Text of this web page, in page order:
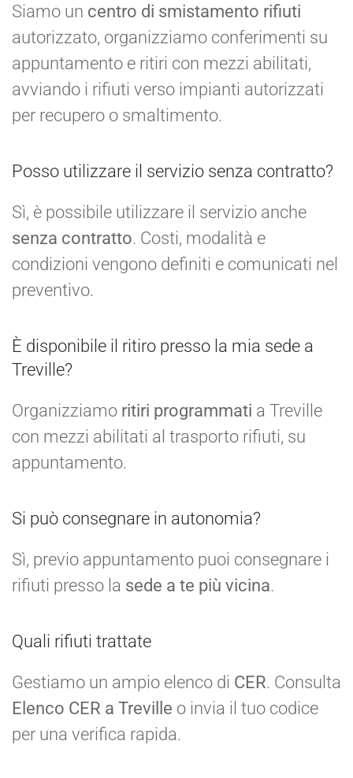
Siamo un centro di smistamento rifiuti
autorizzato, organizziamo conferimenti su
appuntamento e ritiri con mezzi abilitati,
avviando i rifiuti verso impianti autorizzati
per recupero o smaltimento.
Posso utilizzare il servizio senza contratto?
Sì, è possibile utilizzare il servizio anche
senza contratto. Costi, modalità e
condizioni vengono definiti e comunicati nel
preventivo.
È disponibile il ritiro presso la mia sede a
Treville?
Organizziamo ritiri programmati a Treville
con mezzi abilitati al trasporto rifiuti, su
appuntamento.
Si può consegnare in autonomia?
Sì, previo appuntamento puoi consegnare i
rifiuti presso la sede a te più vicina.
Quali rifiuti trattate
Gestiamo un ampio elenco di CER. Consulta
Elenco CER a Treville o invia il tuo codice
per una verifica rapida.